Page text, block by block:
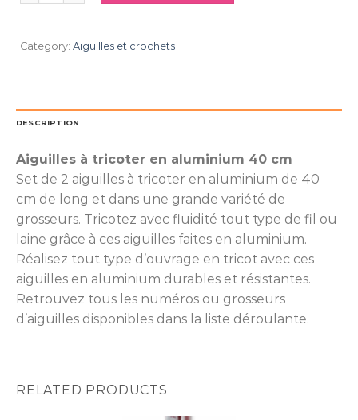
Category: Aiguilles et crochets
DESCRIPTION
Aiguilles à tricoter en aluminium 40 cm
Set de 2 aiguilles à tricoter en aluminium de 40
cm de long et dans une grande variété de
grosseurs. Tricotez avec fluidité tout type de fil ou
laine grâce à ces aiguilles faites en aluminium.
Réalisez tout type d’ouvrage en tricot avec ces
aiguilles en aluminium durables et résistantes.
Retrouvez tous les numéros ou grosseurs
d’aiguilles disponibles dans la liste déroulante.
RELATED PRODUCTS